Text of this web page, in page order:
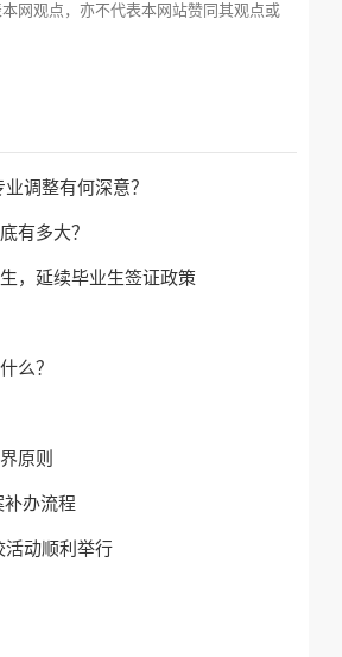
网观点，亦不代表本网站赞同其观点或
调整有何深意？
有多大？
，延续毕业生签证政策
么？
原则
办流程
活动顺利举行